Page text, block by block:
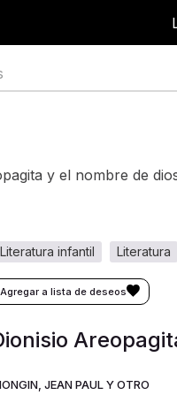
y el nombre de
literatura
literatura infantil
JEAN PAUL Y OTRO